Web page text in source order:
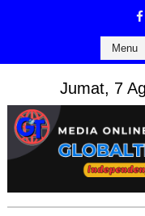
Jumat, 7